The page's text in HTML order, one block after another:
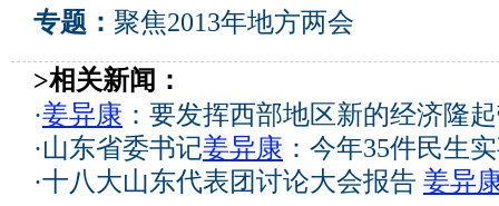
专题： 聚焦2013年地方两会
>相关新闻：
·姜异康 ：要发挥西部地区新的经济隆
·山东省委书记姜异康 ：今年35件民生
·十八大山东代表团讨论大会报告 姜异